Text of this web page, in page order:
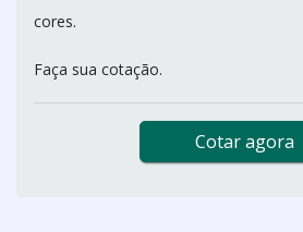
cores.
Faça sua cotação.
Cotar agora